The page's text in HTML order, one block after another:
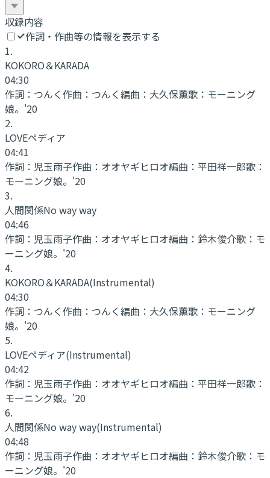
収録内容
作詞・作曲等の情報を表示する
1.
KOKORO＆KARADA
04:30
作詞： つんく作曲： つんく編曲： 大久保薫歌： モーニング
娘。'20
2.
LOVEペディア
04:41
作詞： 児玉雨子作曲： オオヤギヒロオ編曲： 平田祥一郎歌：
モーニング娘。'20
3.
人間関係No way way
04:46
作詞： 児玉雨子作曲： オオヤギヒロオ編曲： 鈴木俊介歌： モ
ーニング娘。'20
4.
KOKORO＆KARADA(Instrumental)
04:30
作詞： つんく作曲： つんく編曲： 大久保薫歌： モーニング
娘。'20
5.
LOVEペディア(Instrumental)
04:42
作詞： 児玉雨子作曲： オオヤギヒロオ編曲： 平田祥一郎歌：
モーニング娘。'20
6.
人間関係No way way(Instrumental)
04:48
作詞： 児玉雨子作曲： オオヤギヒロオ編曲： 鈴木俊介歌： モ
ーニング娘。'20